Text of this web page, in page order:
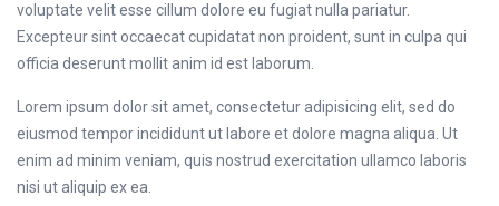
voluptate velit esse cillum dolore eu fugiat nulla pariatur.
Excepteur sint occaecat cupidatat non proident, sunt in culpa qui
officia deserunt mollit anim id est laborum.
Lorem ipsum dolor sit amet, consectetur adipisicing elit, sed do
eiusmod tempor incididunt ut labore et dolore magna aliqua. Ut
enim ad minim veniam, quis nostrud exercitation ullamco laboris
nisi ut aliquip ex ea.